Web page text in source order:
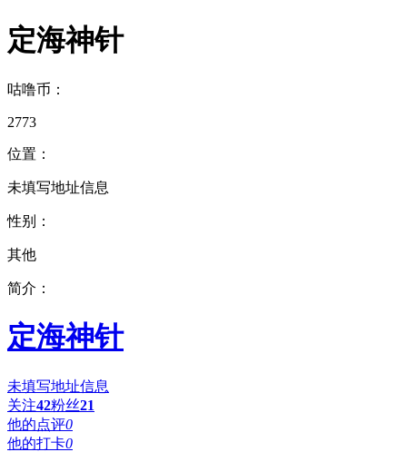
定海神针
咕噜币：
2773
位置：
未填写地址信息
性别：
其他
简介：
定海神针
未填写地址信息
关注42粉丝21
他的点评0
他的打卡0